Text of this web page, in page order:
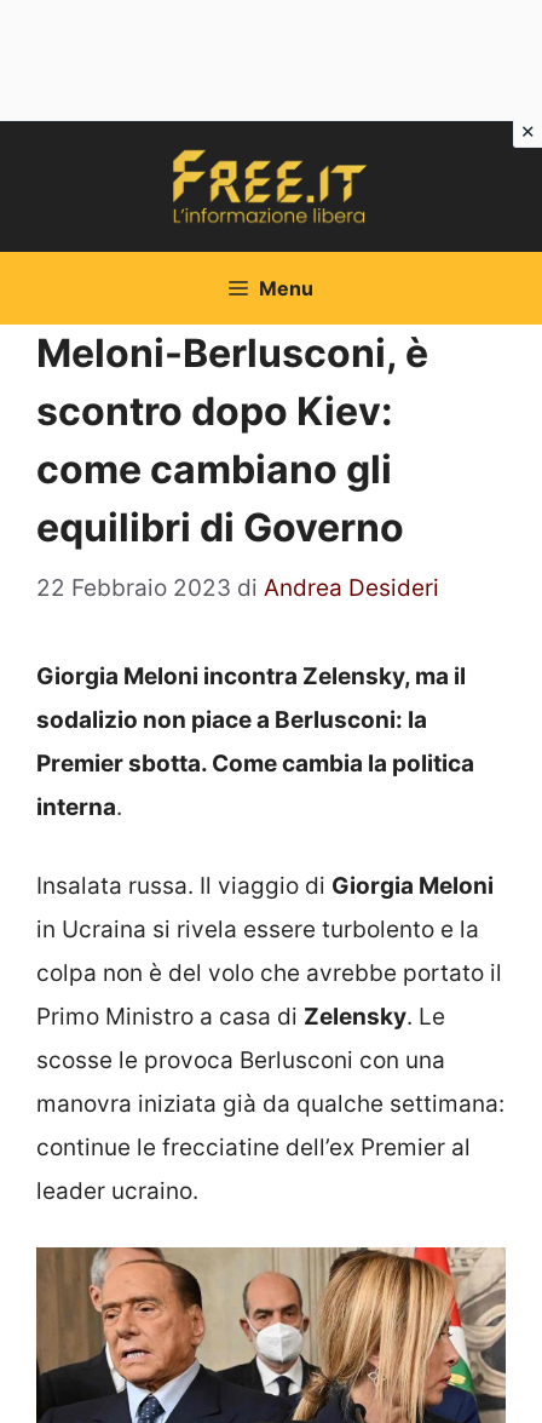
Menu
Meloni-Berlusconi, è
scontro dopo Kiev:
come cambiano gli
equilibri di Governo
22 Febbraio 2023 di Andrea Desideri
Giorgia Meloni incontra Zelensky, ma il
sodalizio non piace a Berlusconi: la
Premier sbotta. Come cambia la politica
interna.
Insalata russa. Il viaggio di Giorgia Meloni
in Ucraina si rivela essere turbolento e la
colpa non è del volo che avrebbe portato il
Primo Ministro a casa di Zelensky. Le
scosse le provoca Berlusconi con una
manovra iniziata già da qualche settimana:
continue le frecciatine dell’ex Premier al
leader ucraino.